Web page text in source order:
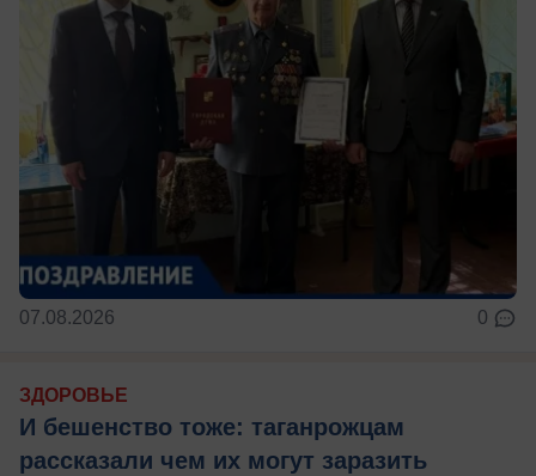
07.08.2026 0
ЗДОРОВЬЕ
И бешенство тоже: таганрожцам
рассказали чем их могут заразить